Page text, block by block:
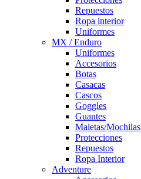
Repuestos
Ropa interior
Uniformes
MX / Enduro
Uniformes
Accesorios
Botas
Casacas
Cascos
Goggles
Guantes
Maletas/Mochilas
Protecciones
Repuestos
Ropa Interior
Adventure